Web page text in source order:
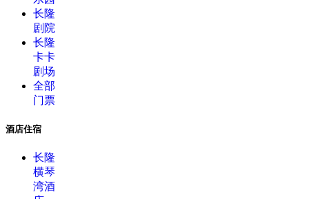
长隆
剧院
长隆
卡卡
剧场
全部
门票
酒店住宿
长隆
横琴
湾酒